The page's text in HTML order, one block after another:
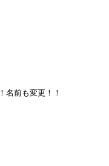
名前も変更！！